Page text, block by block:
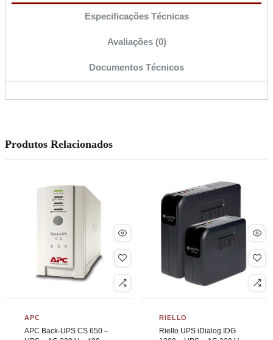
Especificações Técnicas
Avaliações (0)
Documentos Técnicos
Produtos Relacionados
APC
APC Back-UPS CS 650 –
RIELLO
Riello UPS iDialog IDG